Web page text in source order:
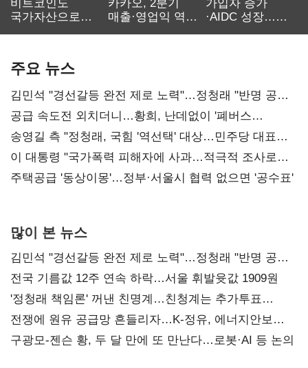
비트코인도
국가자산으로…'
카카오, 2분기
매출·영업익 역대
가입자 증가
·AIDC 성장…
주요 뉴스
김민석 "경선갈등 완전 제로 노력"…정청래 "반명 공세
사과부터"
공급 속도전 외치더니…황희, 난데없이 '폐버스
리모델링' 제안
송영길 측 "정청래, 국힘 '역선택' 대상…민주당 대표로
총선 지휘 못해"
이 대통령 "국가폭력 피해자에 사과…적극적 조사로
진실 밝혀야"
주택공급 '동상이몽'…정부·서울시 협력 없으면 '공수표'
많이 본 뉴스
김민석 "경선갈등 완전 제로 노력"…정청래 "반명 공세
사과부터"
전국 기름값 12주 연속 하락…서울 휘발윳값 1909원
'정청래 책임론' 꺼낸 친명계…친청계는 추가투표
때리기
전쟁에 원유 공급망 흔들리자…K-정유, 에너지안보
핵심으로 재부상
구광모-젠슨 황, 두 달 만에 또 만난다…로봇·AI 등 논의